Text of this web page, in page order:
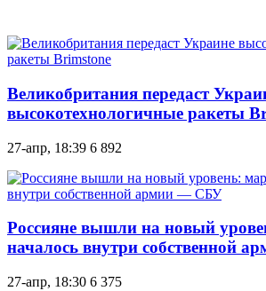
Великобритания передаст
высокотехнологичные ракеты
27-апр, 18:39 6 892
Россияне вышли на новый
началось внутри собственной
27-апр, 18:30 6 375